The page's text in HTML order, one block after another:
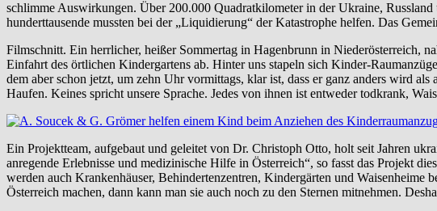
schlimme Auswirkungen. Über 200.000 Quadratkilometer in der Ukraine,
hunderttausende mussten bei der „Liquidierung“ der Katastrophe helfen. Das
Filmschnitt. Ein herrlicher, heißer Sommertag in Hagenbrunn in Niederösterreich,
Einfahrt des örtlichen Kindergartens ab. Hinter uns stapeln sich Kinder-
dem aber schon jetzt, um zehn Uhr vormittags, klar ist, dass er ganz anders wird
Haufen. Keines spricht unsere Sprache. Jedes von ihnen ist entweder todkrank,
Ein Projektteam, aufgebaut und geleitet von Dr. Christoph Otto, holt seit Jahren
anregende Erlebnisse und medizinische Hilfe in Österreich“, so fasst das Projekt
werden auch Krankenhäuser, Behindertenzentren, Kindergärten und
Österreich machen, dann kann man sie auch noch zu den Sternen mitnehmen.